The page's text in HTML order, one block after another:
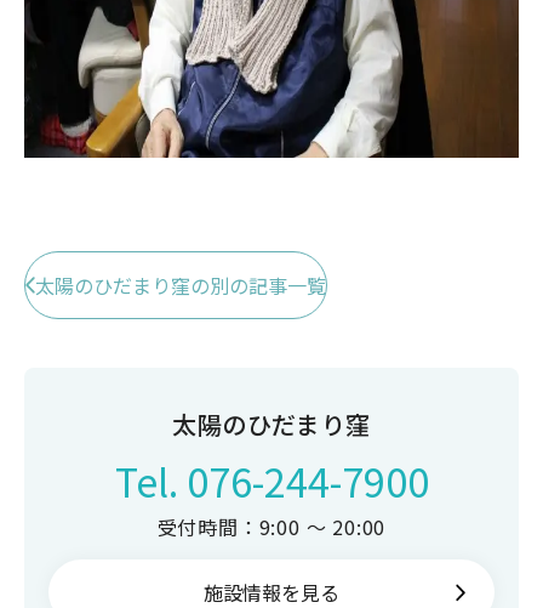
太陽のひだまり窪の別の記事一覧
太陽のひだまり窪
Tel. 076-244-7900
受付時間：9:00 ～ 20:00
施設情報を見る